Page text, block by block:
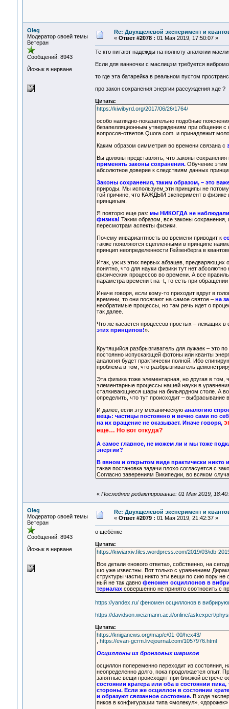
Oleg
Модератор своей темы
Ветеран
Сообщений: 8943
Йожык в нирване
Re: Двухщелевой эксперимент и
« Ответ #2078 : 01 Мая 2019, 17:50:07 »
Те кто питают надежды на полноту аналогии
Если для ванночки с маслицэм требуется
то где эта батарейка в реальном пустом
про закон сохранения энергии рассуждения хде ?
Цитата:
https://kiwibyrd.org/2017/06/26/1764/
особо наглядно-показательно подобные
безапелляционным утверждениям при общении с
вопросов-ответов Quora.com и принадлежит
Каким образом симметрия во времени связана с
Вы должны представлять, что законы
применять законы сохранения.Обучение этим
абсолютное доверие к следствиям данных
Законы сохранения, таким образом, – это
природы. Мы используем эти принципы не
той причине, что КАЖДЫЙ эксперимент в
принципам.
Я повторю еще раз: мы НИКОГДА не наблюдали
физика! Таким образом, все законы
пересмотрам аспекты физики.
Почему инвариантность во времени приводит к
также появляются сцепленными в принципе
принцип неопределенности Гейзенберга в
Итак, уж из этих первых абзацев,
понятно, что для науки физики тут нет абсолютно
физических процессов во времени. А все
параметра времени t на -t, то есть при
Иначе говоря, если кому-то приходит вдруг в
времени, то они посягают на самое святое – на
необратимые процессы, но там речь идет о
так далее.
Что же касается процессов простых – лежащих
этих принципов!».
Крутящийся разбрызгиватель для лужаек – это
постоянно испускающей фотоны или кванты
аналогия будет практически полной. Ибо
проблема в том, что разбрызгиватель
Эта физика тоже элементарная, но другая в том,
элементарные процессы нашей науки в
сталкивающиеся шары на бильярдном столе. А
определить, что тут происходит –
И далее, если эту механическую аналогию
вещь: частицы постоянно и вечно сами по
на их вращение не оказывает. Иначе говоря,
ещё… Но вот откуда?
А самое главное, не можем ли и мы тоже
энергии?
В явном и открытом виде практически никто
такая постановка задачи плохо согласуется с
Согласно заверениям Википедии, во всяком
« Последнее редактирование: 01 Мая 2019,
Oleg
Модератор своей темы
Ветеран
Сообщений: 8943
Йожык в нирване
Re: Двухщелевой эксперимент и
« Ответ #2079 : 01 Мая 2019, 21:42:37 »
о щебёнке
Цитата:
https://kiwiarxiv.files.wordpress.com/2019/03/idb-
Все детали «нового ответа», собственно, на
шо уже известны. Вот только с уравнением
структуры частиц никто эти вещи по сию пору не
ный не так давно феномен осциллонов в
териалахсовершенно не принято соотносить с
https://yandex.ru/ феномен осциллонов в
https://davidson.weizmann.ac.il/online/askexpert/
Цитата:
https://kniganews.org/map/e/01-00/hex43/
https://evan-gcrm.livejournal.com/1057976.html
Осциллоны из бронзовых шариков
осциллон попеременно переходит из состояния,
неопределенно долго, пока продолжается опыт.
занятные вещи происходят при близкой встрече
состоянии кратера или оба в состоянии
стороны. Если же осциллон в состоянии
и образуют связанное состояние.В ходе
пиков в конфигурации типа «молекул»,